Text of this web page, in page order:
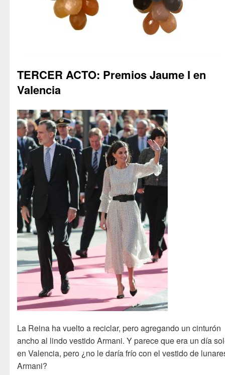
TERCER ACTO: Premios Jaume I en
Valencia
La Reina ha vuelto a reciclar, pero agregando un cinturón
ancho al lindo vestido Armani. Y parece que era un día
en Valencia, pero ¿no le daría frío con el vestido de
Armani?